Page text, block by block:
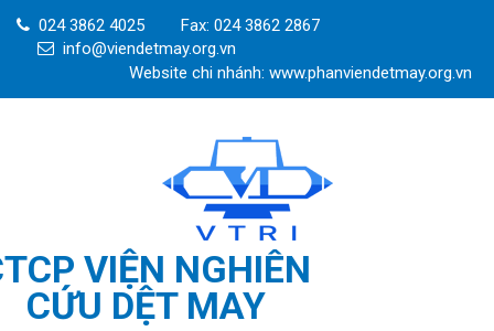
024 3862 4025
Fax: 024 3862 2867
info@viendetmay.org.vn
Website chi nhánh: www.phanviendetmay.org.vn
VIỆN NGHIÊN
CỨU DỆT MAY